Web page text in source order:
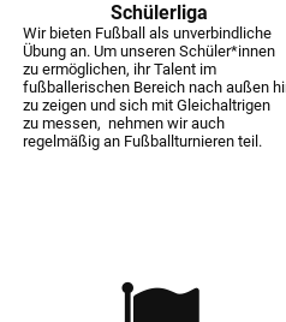
Schülerliga
Wir bieten Fußball als unverbindliche
Übung an. Um unseren Schüler*innen
zu ermöglichen, ihr Talent im
fußballerischen Bereich nach außen
zu zeigen und sich mit Gleichaltrigen
zu messen, nehmen wir auch
regelmäßig an Fußballturnieren teil.